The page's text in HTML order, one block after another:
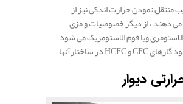
منتقل نمودن حرارت اندکی نیز از
دهند ، از دیگر خصوصیات و مزی
ویا فوم الاستومریک می شود
به عدم وجود گازهای CFC و HCFC در ساختارآنها
دیوار